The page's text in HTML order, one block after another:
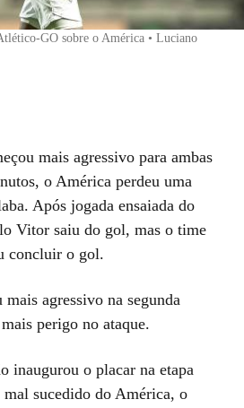
GO sobre o América • Luciano
mais agressivo para ambas
o América perdeu uma
Após jogada ensaiada do
Vitor saiu do gol, mas o time
concluir o gol.
agressivo na segunda
perigo no ataque.
inaugurou o placar na etapa
sucedido do América, o